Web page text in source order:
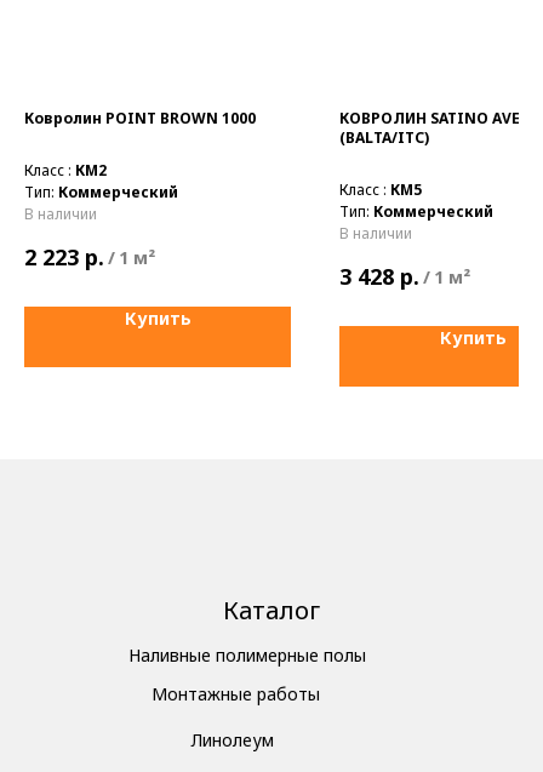
Ковролин POINT BROWN 1000
Класс : КМ2
Тип: Коммерческий
В наличии
2 223 р. / 1 м²
Купить
КОВРОЛИН SATINO
(BALTA/ITC)
Класс : КМ5
Тип: Коммерческий
В наличии
3 428 р. / 1 м²
Купить
Наливные полимерные полы
Линолеум
Монтажные работы
Каталог